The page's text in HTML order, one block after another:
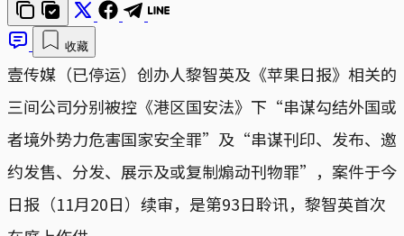
收藏
壹传媒（已停运）创办人黎智英及《苹果日报》相关的
三间公司分别被控《港区国安法》下“串谋勾结外国或
者境外势力危害国家安全罪”及“串谋刊印、发布、邀
约发售、分发、展示及或复制煽动刊物罪”，案件于今
日报（11月20日）续审，是第93日聆讯，黎智英首次